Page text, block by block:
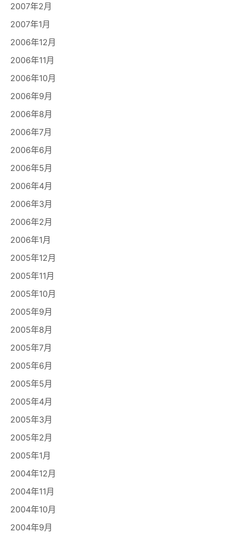
2007年2月
2007年1月
2006年12月
2006年11月
2006年10月
2006年9月
2006年8月
2006年7月
2006年6月
2006年5月
2006年4月
2006年3月
2006年2月
2006年1月
2005年12月
2005年11月
2005年10月
2005年9月
2005年8月
2005年7月
2005年6月
2005年5月
2005年4月
2005年3月
2005年2月
2005年1月
2004年12月
2004年11月
2004年10月
2004年9月